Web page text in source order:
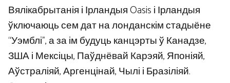
Вялікабрытанія і Ірландыя Oasis і Ірландыя
ўключаюць сем дат на лонданскім стадыёне
“Уэмблі”, а за ім будуць канцэрты ў Канадзе,
ЗША і Мексіцы, Паўднёвай Карэяй, Японіяй,
Аўстраліяй, Аргенцінай, Чылі і Бразіліяй.